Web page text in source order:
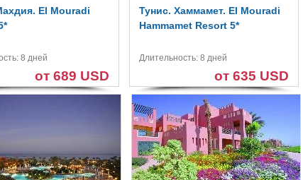
El Mouradi
8 дней
от 689 USD
Тунис. Хаммамет. El Mouradi
Hammamet Resort 5*
Длительность: 8 дней
от 635 USD